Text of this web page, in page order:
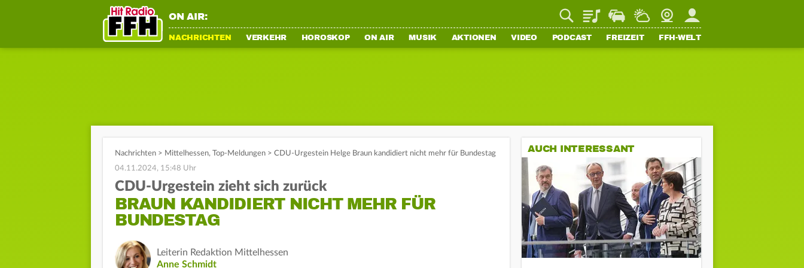
ON AIR: PlaylistStaupilotWetterWebcamMein FFH
NACHRICHTEN VERKEHR HOROSKOP ON AIR MUSIK AKTIONEN VIDEO PODCAST FREIZEIT FFH-WELT
Nachrichten > Mittelhessen, Top-Meldungen > CDU-Urgestein Helge Braun kandidiert nicht mehr für Bundestag
04.11.2024, 15:48 Uhr
CDU-Urgestein zieht sich zurück
BRAUN KANDIDIERT NICHT MEHR FÜR
BUNDESTAG
Leiterin Redaktion Mittelhessen
Anne Schmidt
AUCH INTERESSANT